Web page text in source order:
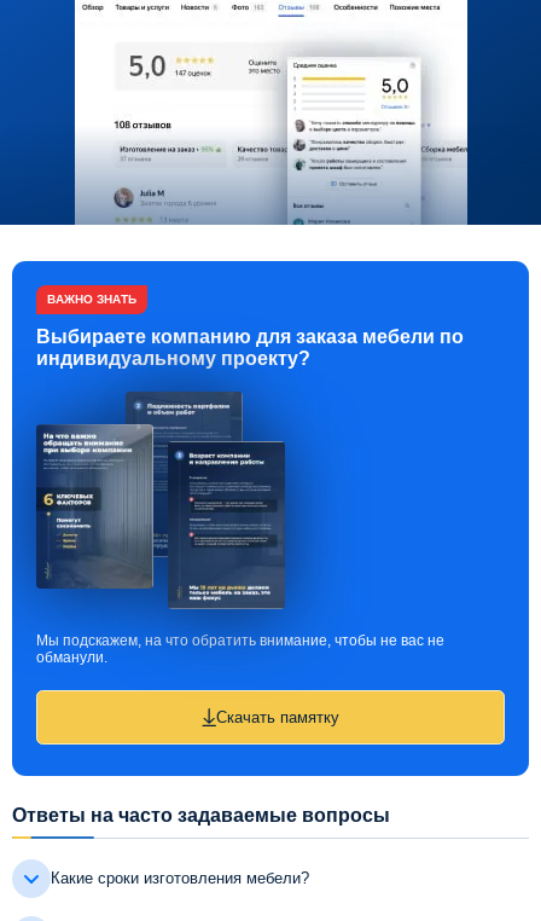
ВАЖНО ЗНАТЬ
Выбираете компанию для заказа мебели по
индивидуальному проекту?
Мы подскажем, на что обратить внимание, чтобы не вас не
обманули.
Скачать памятку
Ответы на часто задаваемые вопросы
Какие сроки изготовления мебели?